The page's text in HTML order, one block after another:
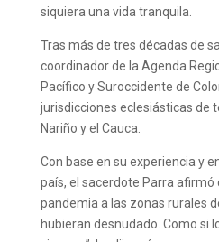
siquiera una vida tranquila.
Tras más de tres décadas de
coordinador de la Agenda
Pacífico y Suroccidente de
jurisdicciones eclesiásticas de
Nariño y el Cauca.
Con base en su experiencia y
país, el sacerdote Parra afirmó
pandemia a las zonas rurales
hubieran desnudado. Como si